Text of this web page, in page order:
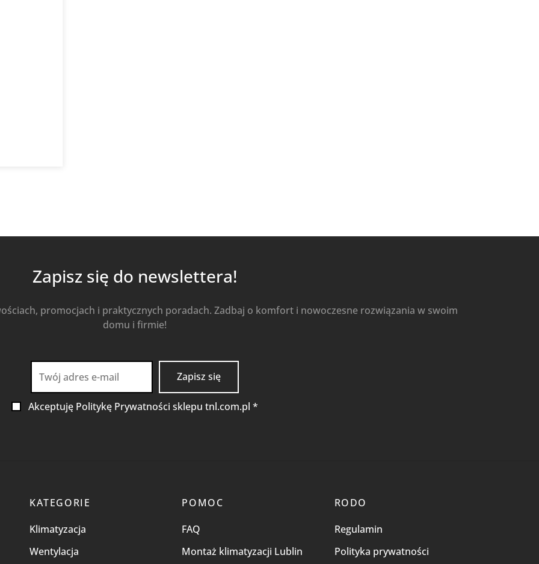
Zapisz się do newslettera!
promocjach i praktycznych poradach. Zadbaj o komfort i nowoczesne rozwiązania w swoim
domu i firmie!
Akceptuję Politykę Prywatności sklepu tnl.com.pl *
KATEGORIE
Klimatyzacja
Wentylacja
POMOC
FAQ
Montaż klimatyzacji Lublin
RODO
Regulamin
Polityka prywatności